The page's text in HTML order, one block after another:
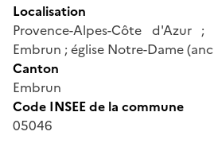
Localisation
Provence-Alpes-Côte d'Azur
Embrun ; église Notre-Dame
Canton
Embrun
Code INSEE de la commune
05046